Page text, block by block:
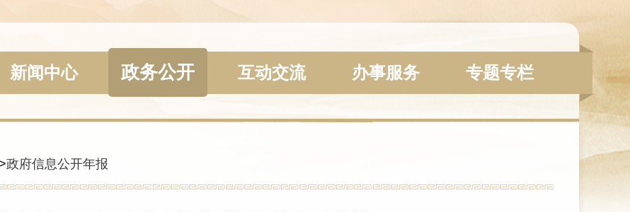
新闻中心 政务公开 互动交流 办事服务 专题专栏
政府信息公开年报